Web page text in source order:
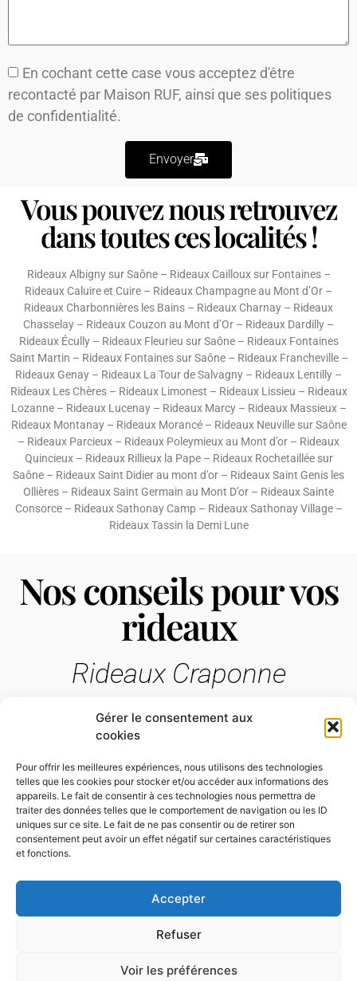
Gérer le consentement aux
cookies
Pour offrir les meilleures expériences, nous utilisons des technologies
telles que les cookies pour stocker et/ou accéder aux informations des
appareils. Le fait de consentir à ces technologies nous permettra de
traiter des données telles que le comportement de navigation ou les ID
uniques sur ce site. Le fait de ne pas consentir ou de retirer son
consentement peut avoir un effet négatif sur certaines caractéristiques
et fonctions.
Accepter
Refuser
Voir les préférences
En cochant cette case vous acceptez d'être
recontacté par Maison RUF, ainsi que ses politiques
de confidentialité.
Envoyer
Vous pouvez nous retrouvez
dans toutes ces localités !
Rideaux Albigny sur Saône– Rideaux Cailloux sur Fontaines–
Rideaux Caluire et Cuire – Rideaux Champagne au Mont d’Or –
Rideaux Charbonnières les Bains – Rideaux Charnay – Rideaux
Chasselay – Rideaux Couzon au Mont d’Or – Rideaux Dardilly –
Rideaux Écully– Rideaux Fleurieu sur Saône– Rideaux Fontaines
Saint Martin – Rideaux Fontaines sur Saône– Rideaux Francheville–
Rideaux Genay – Rideaux La Tour de Salvagny – Rideaux Lentilly –
Rideaux Les Chères– Rideaux Limonest – Rideaux Lissieu – Rideaux
Lozanne– Rideaux Lucenay– Rideaux Marcy– Rideaux Massieux–
Rideaux Montanay– Rideaux Morancé– Rideaux Neuville sur Saône
– Rideaux Parcieux – Rideaux Poleymieux au Mont d’or – Rideaux
Quincieux– Rideaux Rillieux la Pape– Rideaux Rochetaillée sur
Saône – Rideaux Saint Didier au mont d’or – Rideaux Saint Genis les
Ollières – Rideaux Saint Germain au Mont D’or – Rideaux Sainte
Consorce– Rideaux Sathonay Camp – Rideaux Sathonay Village–
Rideaux Tassin la Demi Lune
Nos conseils pour vos
rideaux
Rideaux Craponne